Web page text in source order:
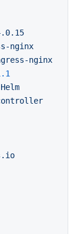
nginx
nginx
.1
Helm